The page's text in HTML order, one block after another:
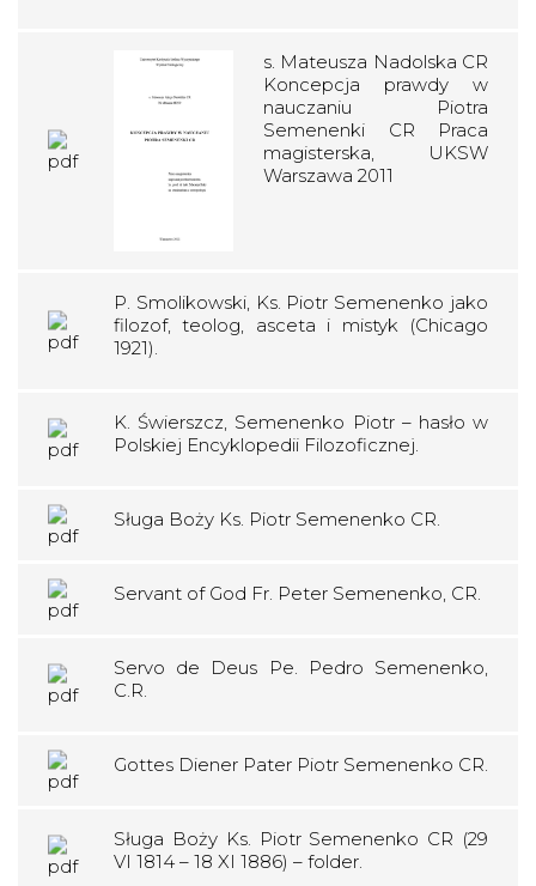
s. Mateusza Nadolska CR
Koncepcja prawdy w
nauczaniu Piotra
Semenenki CR Praca
magisterska, UKSW
Warszawa 2011
P. Smolikowski, Ks. Piotr Semenenko jako
filozof, teolog, asceta i mistyk (Chicago
1921).
K. Świerszcz, Semenenko Piotr – hasło w
Polskiej Encyklopedii Filozoficznej.
Sługa Boży Ks. Piotr Semenenko CR.
Servant of God Fr. Peter Semenenko, CR.
Servo de Deus Pe. Pedro Semenenko,
C.R.
Gottes Diener Pater Piotr Semenenko CR.
Sługa Boży Ks. Piotr Semenenko CR (29
VI 1814 – 18 XI 1886) – folder.